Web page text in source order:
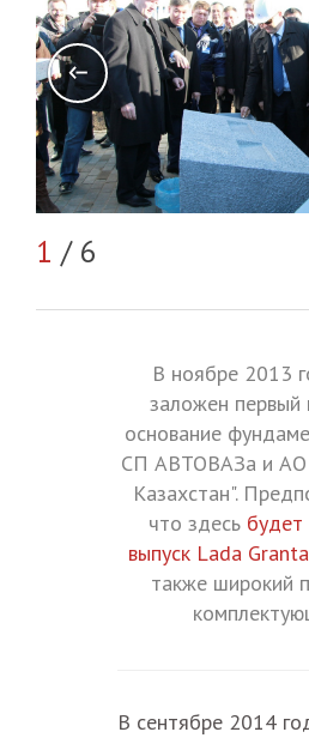
1 / 6
В ноябре 2013
заложен первый
основание
СП АВТОВАЗа и АО
Казахстан".
что здесь
выпуск Lada
также широкий
В сентябре 2014